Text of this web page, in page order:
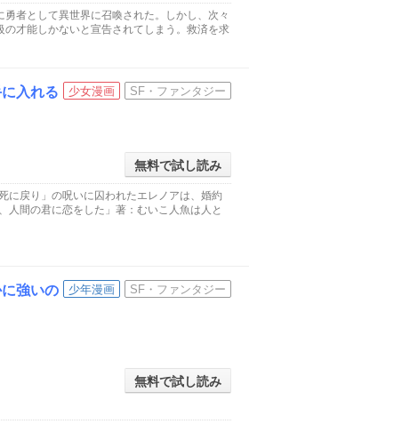
者として異世界に召喚された。しかし、次々
の才能しかないと宣告されてしまう。救済を求
少女漫画 SF・ファンタジー
入れる
無料で試し読み
に戻り」の呪いに囚われたエレノアは、婚約
間の君に恋をした」著：むいこ人魚は人と
少年漫画 SF・ファンタジー
強いの
無料で試し読み